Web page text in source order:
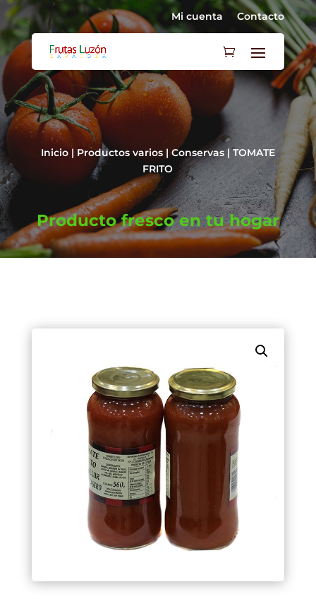
Mi cuenta Contacto
Inicio| Productos varios| Conservas| TOMATE
FRITO
Producto fresco en tu hogar